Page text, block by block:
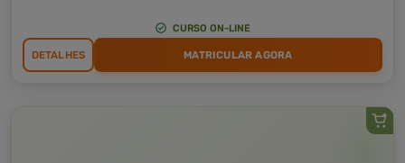
CURSO ON-LINE
DETALHES MATRICULAR AGORA